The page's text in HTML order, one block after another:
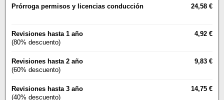
Prórroga permisos y licencias conducción 24,58 €
Revisiones hasta 1 año
4,92 €
(80% descuento)
Revisiones hasta 2 año
9,83 €
(60% descuento)
Revisiones hasta 3 año
14,75 €
(40% descuento)